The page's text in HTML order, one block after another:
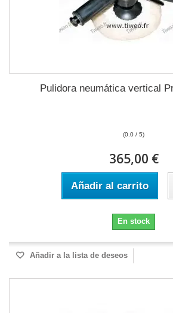
Pulidora neumática vertical
(0.0 / 5)
365,00 €
Añadir al carrito
En stock
Añadir a la lista de deseos